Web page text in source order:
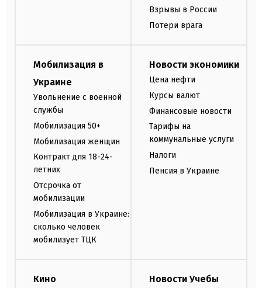
Взрывы в России
Потери врага
Мобилизация в
Украине
Увольнение с военной
службы
Мобилизация 50+
Мобилизация женщин
Контракт для 18-24-
летних
Отсрочка от
мобилизации
Мобилизация в Украине:
сколько человек
мобилизует ТЦК
Новости экономики
Цена нефти
Курсы валют
Финансовые новости
Тарифы на
коммунальные услуги
Налоги
Пенсия в Украине
Кино Новости Учебы